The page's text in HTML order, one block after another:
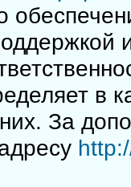
в
За